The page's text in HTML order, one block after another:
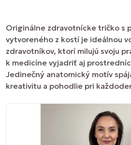
Originálne zdravotnícke tričko s
vytvoreného z kostí je ideálnou
zdravotníkov, ktorí milujú svoju
k medicíne vyjadriť aj
Jedinečný anatomický motív
kreativitu a pohodlie pri